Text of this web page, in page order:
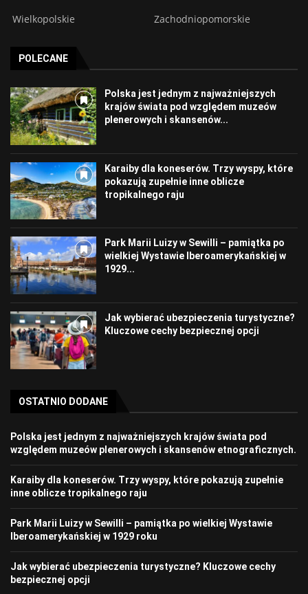
Wielkopolskie Zachodniopomorskie
POLECANE
Polska jest jednym z najważniejszych
krajów świata pod względem muzeów
plenerowych i skansenów...
Karaiby dla koneserów. Trzy wyspy, które
pokazują zupełnie inne oblicze
tropikalnego raju
Park Marii Luizy w Sewilli – pamiątka po
wielkiej Wystawie Iberoamerykańskiej w
1929...
Jak wybierać ubezpieczenia turystyczne?
Kluczowe cechy bezpiecznej opcji
OSTATNIO DODANE
Polska jest jednym z najważniejszych krajów świata pod
względem muzeów plenerowych i skansenów etnograficznych.
Karaiby dla koneserów. Trzy wyspy, które pokazują zupełnie
inne oblicze tropikalnego raju
Park Marii Luizy w Sewilli – pamiątka po wielkiej Wystawie
Iberoamerykańskiej w 1929 roku
Jak wybierać ubezpieczenia turystyczne? Kluczowe cechy
bezpiecznej opcji